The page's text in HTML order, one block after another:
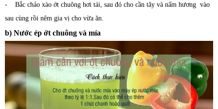
- Bắc chảo xào ớt chuông hơi tái, sau đó cho cần tây và nấm hương vào
sau cùng rồi nêm gia vị cho vừa ăn.
b) Nước ép ớt chuông và mía